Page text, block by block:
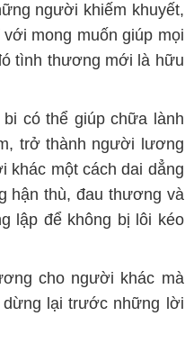
người khiếm khuyết,
mong muốn giúp mọi
tình thương mới là hữu
có thể giúp chữa lành
trở thành người lương
khác một cách dai dẳng
hận thù, đau thương và
lập để không bị lôi kéo
cho người khác mà
dừng lại trước những lời